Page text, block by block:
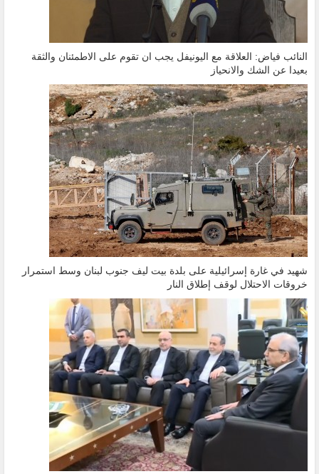
النائب فياض: العلاقة مع اليونيفل يجب ان تقوم على الاطمئنان والثقة
بعيدا عن الشك والانحياز
شهيد في غارة إسرائيلية على بلدة بيت ليف جنوب لبنان وسط استمرار
خروقات الاحتلال لوقف إطلاق النار